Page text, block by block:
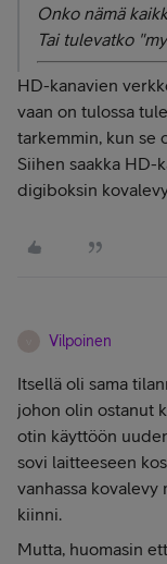
Onko nämä
Tai tulevatko
HD-kanavien
vaan on tulossa
tarkemmin, kun se
Siihen saakka HD-
digiboksin
Vilpoinen
Itsellä oli sama
johon olin ostanut
otin käyttöön
sovi laitteeseen
vanhassa kovalevy
kiinni.
Mutta, huomasin